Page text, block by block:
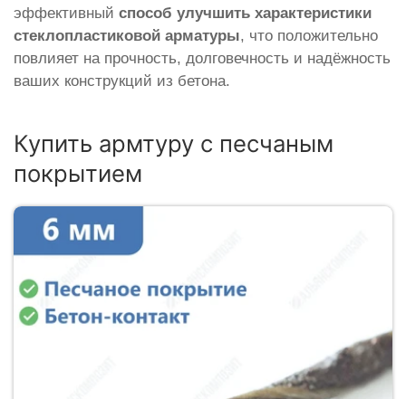
эффективный способ улучшить характеристики
стеклопластиковой арматуры, что положительно
повлияет на прочность, долговечность и надёжность
ваших конструкций из бетона.
Купить армтуру с песчаным
покрытием